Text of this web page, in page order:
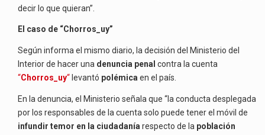
decir lo que quieran”.
El caso de “Chorros_uy”
Según informa el mismo diario, la decisión del Ministerio del
Interior de hacer una denuncia penal contra la cuenta
“Chorros_uy“ levantó polémica en el país.
En la denuncia, el Ministerio señala que “la conducta desplegada
por los responsables de la cuenta solo puede tener el móvil de
infundir temor en la ciudadanía respecto de la población